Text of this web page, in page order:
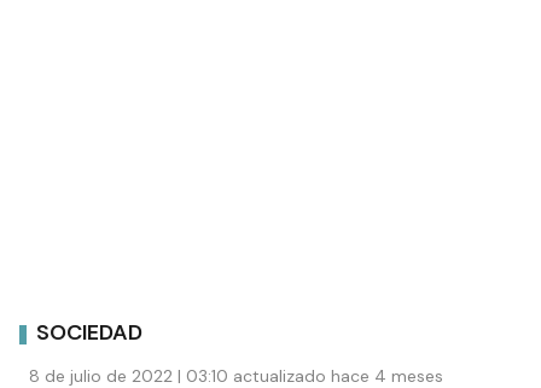
SOCIEDAD
8 de julio de 2022 | 03:10 actualizado hace 4 meses